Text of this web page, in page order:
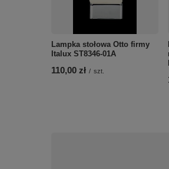
Lampka stołowa Otto firmy
Italux ST8346-01A
110,00 zł / szt.